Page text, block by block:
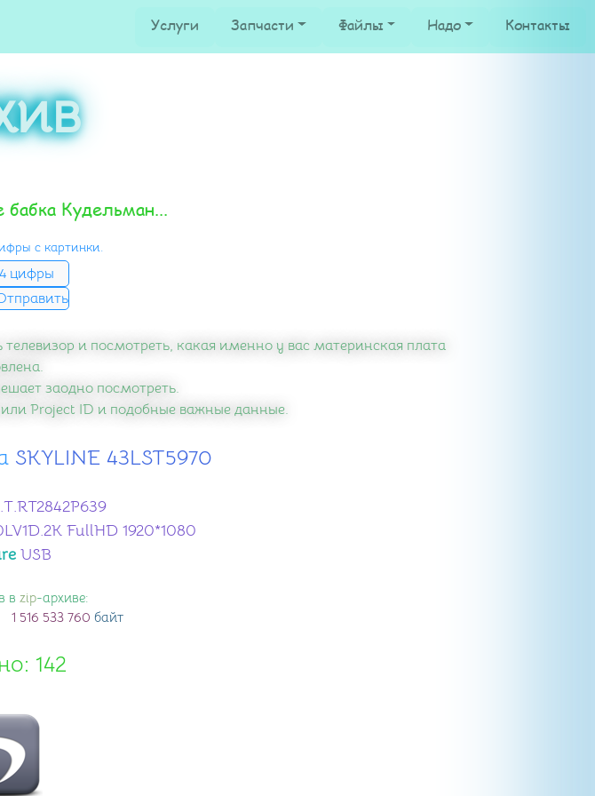
Услуги Запчасти Файлы Надо Контакты
Кудельман...
с картинки.
телевизор и посмотреть, какая именно у вас материнская плата
заодно посмотреть.
Project ID и подобные важные данные.
​ SKYLINE 43LST5970
FullHD 1920*1080
USB
в zip-архиве:
1 516 533 760 байт
142